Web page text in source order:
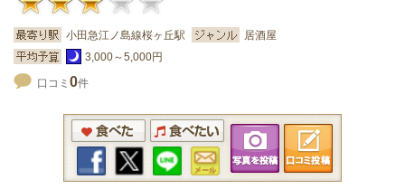
小田急江ノ島線桜ヶ丘駅
居酒屋
3,000～5,000円
口コミ 0件